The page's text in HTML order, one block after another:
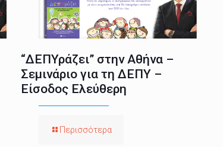
“ΔΕΠΥράζει” στην Αθήνα –
Σεμινάριο για τη ΔΕΠΥ –
Είσοδος Ελεύθερη
Περισσότερα